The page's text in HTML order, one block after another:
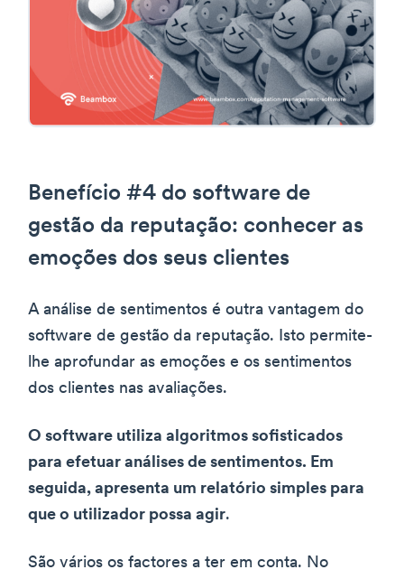
Benefício #4 do software de
gestão da reputação: conhecer as
emoções dos seus clientes
A análise de sentimentos é outra vantagem do
software de gestão da reputação. Isto permite-
lhe aprofundar as emoções e os sentimentos
dos clientes nas avaliações.
O software utiliza algoritmos sofisticados
para efetuar análises de sentimentos. Em
seguida, apresenta um relatório simples para
que o utilizador possa agir.
São vários os factores a ter em conta. No